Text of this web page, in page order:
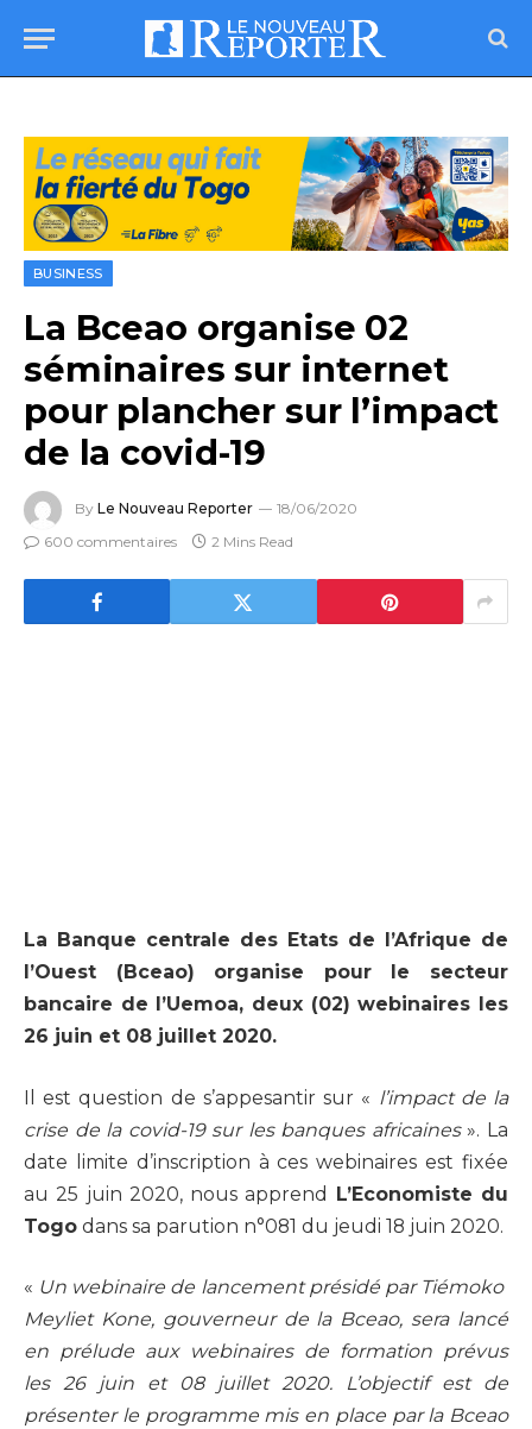
BUSINESS
La Bceao organise 02
séminaires sur internet
pour plancher sur l’impact
de la covid-19
By Le Nouveau Reporter
18/06/2020
600 commentaires
2 Mins Read
La Banque centrale des Etats de l’Afrique de
l’Ouest (Bceao) organise pour le secteur
bancaire de l’Uemoa, deux (02) webinaires les
26 juin et 08 juillet 2020.
Il est question de s’appesantir sur « l’impact de la
crise de la covid-19 sur les banques africaines». La
date limite d’inscription à ces webinaires est fixée
au 25 juin 2020, nous apprend L’Economiste du
Togo dans sa parution n°081 du jeudi 18 juin 2020.
« Un webinaire de lancement présidé par Tiémoko
Meyliet Kone, gouverneur de la Bceao, sera lancé
en prélude aux webinaires de formation prévus
les 26 juin et 08 juillet 2020. L’objectif est de
présenter le programme mis en place par la Bceao